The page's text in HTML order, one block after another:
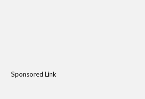
Sponsored Link